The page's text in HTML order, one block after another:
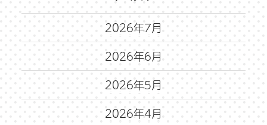
2026年7月
2026年6月
2026年5月
2026年4月